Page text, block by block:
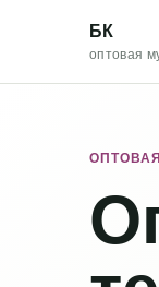
БК
оптовая